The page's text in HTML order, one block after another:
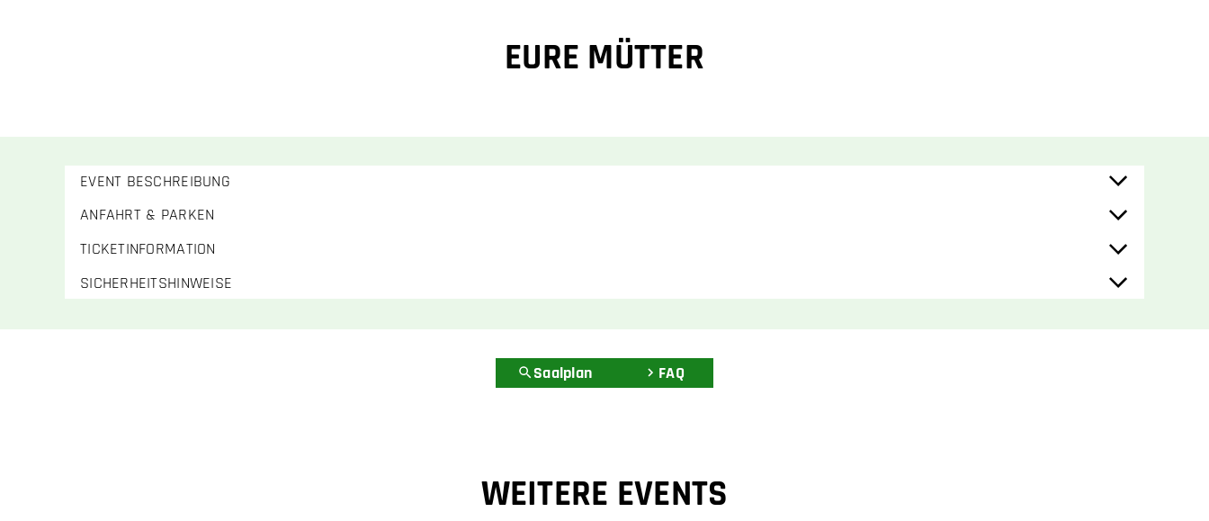
EURE MÜTTER
EVENT BESCHREIBUNG
ANFAHRT & PARKEN
TICKETINFORMATION
SICHERHEITSHINWEISE
Saalplan FAQ
WEITERE EVENTS